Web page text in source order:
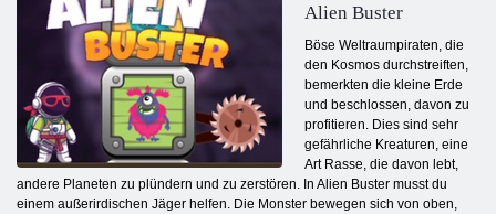
Alien Buster
Böse Weltraumpiraten, die
den Kosmos durchstreiften,
bemerkten die kleine Erde
und beschlossen, davon zu
profitieren. Dies sind sehr
gefährliche Kreaturen, eine
Art Rasse, die davon lebt,
andere Planeten zu plündern und zu zerstören. In Alien Buster musst du
einem außerirdischen Jäger helfen. Die Monster bewegen sich von oben,